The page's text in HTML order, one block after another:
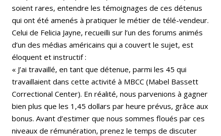
soient rares, entendre les témoignages de ces détenus
qui ont été amenés à pratiquer le métier de télé-vendeur.
Celui de Felicia Jayne, recueilli sur l’un des forums animés
d’un des médias américains qui a couvert le sujet, est
éloquent et instructif :
« J’ai travaillé, en tant que détenue, parmi les 45 qui
travaillaient dans cette activité à MBCC (Mabel Bassett
Correctional Center). En réalité, nous parvenions à gagner
bien plus que les 1,45 dollars par heure prévus, grâce aux
bonus. Avant d’estimer que nous sommes floués par ces
niveaux de rémunération, prenez le temps de discuter